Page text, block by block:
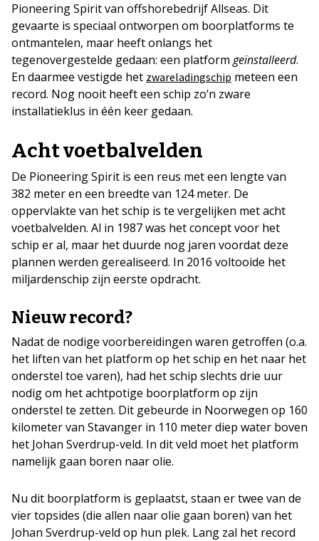
Pioneering Spirit van offshorebedrijf Allseas. Dit
gevaarte is speciaal ontworpen om boorplatforms te
ontmantelen, maar heeft onlangs het
tegenovergestelde gedaan: een platform geïnstalleerd.
En daarmee vestigde het zwareladingschip meteen een
record. Nog nooit heeft een schip zo’n zware
installatieklus in één keer gedaan.
Acht voetbalvelden
De Pioneering Spirit is een reus met een lengte van
382 meter en een breedte van 124 meter. De
oppervlakte van het schip is te vergelijken met acht
voetbalvelden. Al in 1987 was het concept voor het
schip er al, maar het duurde nog jaren voordat deze
plannen werden gerealiseerd. In 2016 voltooide het
miljardenschip zijn eerste opdracht.
Nieuw record?
Nadat de nodige voorbereidingen waren getroffen (o.a.
het liften van het platform op het schip en het naar het
onderstel toe varen), had het schip slechts drie uur
nodig om het achtpotige boorplatform op zijn
onderstel te zetten. Dit gebeurde in Noorwegen op 160
kilometer van Stavanger in 110 meter diep water boven
het Johan Sverdrup-veld. In dit veld moet het platform
namelijk gaan boren naar olie.
Nu dit boorplatform is geplaatst, staan er twee van de
vier topsides (die allen naar olie gaan boren) van het
Johan Sverdrup-veld op hun plek. Lang zal het record